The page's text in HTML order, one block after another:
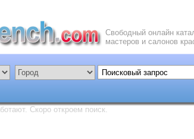
Свободный онлайн
мастеров и салонов
Скоро откроем поиск.